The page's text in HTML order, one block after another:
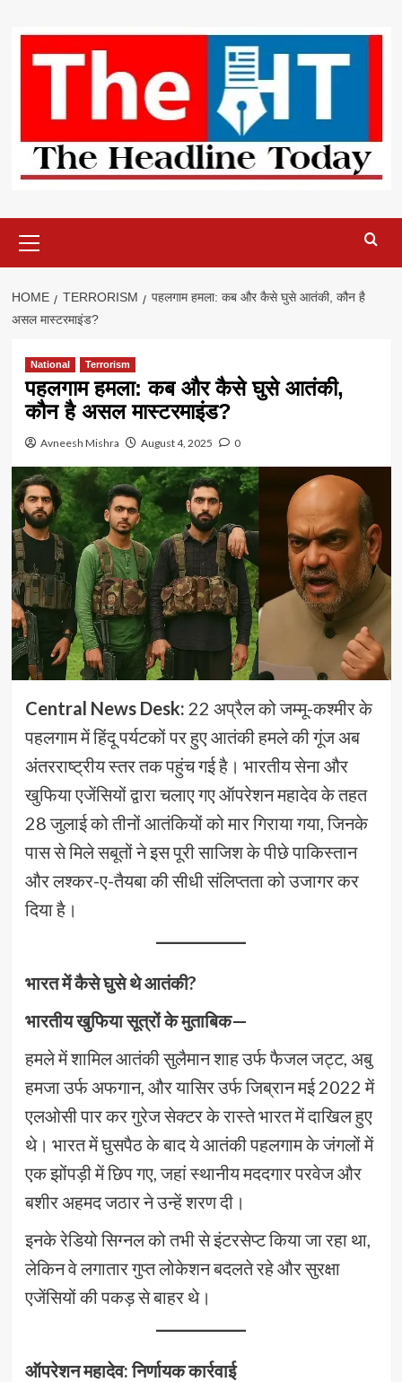
content
Menu
HOME TERRORISM
पहलगाम हमला: कब और कैसे घुसे आतंकी, कौन है
असल मास्टरमाइंड?
National Terrorism
पहलगाम हमला: कब और कैसे घुसे आतंकी,
कौन है असल मास्टरमाइंड?
Avneesh Mishra August 4, 2025 0
Central News Desk: 22 अप्रैल को जम्मू-कश्मीर के
पहलगाम में हिंदू पर्यटकों पर हुए आतंकी हमले की गूंज अब
अंतरराष्ट्रीय स्तर तक पहुंच गई है। भारतीय सेना और
खुफिया एजेंसियों द्वारा चलाए गए ऑपरेशन महादेव के तहत
28 जुलाई को तीनों आतंकियों को मार गिराया गया, जिनके
पास से मिले सबूतों ने इस पूरी साजिश के पीछे पाकिस्तान
और लश्कर-ए-तैयबा की सीधी संलिप्तता को उजागर कर
दिया है।
भारत में कैसे घुसे थे आतंकी?
भारतीय खुफिया सूत्रों के मुताबिक—
हमले में शामिल आतंकी सुलैमान शाह उर्फ फैजल जट्ट, अबु
हमजा उर्फ अफगान, और यासिर उर्फ जिब्रान मई 2022 में
एलओसी पार कर गुरेज सेक्टर के रास्ते भारत में दाखिल हुए
थे। भारत में घुसपैठ के बाद ये आतंकी पहलगाम के जंगलों में
एक झोंपड़ी में छिप गए, जहां स्थानीय मददगार परवेज और
बशीर अहमद जठार ने उन्हें शरण दी।
इनके रेडियो सिग्नल को तभी से इंटरसेप्ट किया जा रहा था,
लेकिन वे लगातार गुप्त लोकेशन बदलते रहे और सुरक्षा
एजेंसियों की पकड़ से बाहर थे।
ऑपरेशन महादेव: निर्णायक कार्रवाई